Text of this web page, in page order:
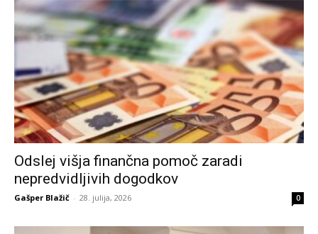
Odslej višja finančna pomoč zaradi
nepredvidljivih dogodkov
Gašper Blažič - 28. julija, 2026 0